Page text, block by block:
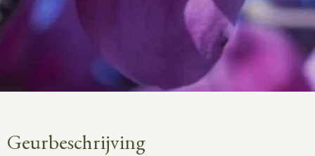
Geurbeschrijving